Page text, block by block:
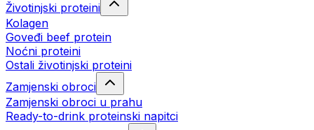
Životinjski proteini
Kolagen
Goveđi beef protein
Noćni proteini
Ostali životinjski proteini
Zamjenski obroci
Zamjenski obroci u prahu
Ready-to-drink proteinski napitci